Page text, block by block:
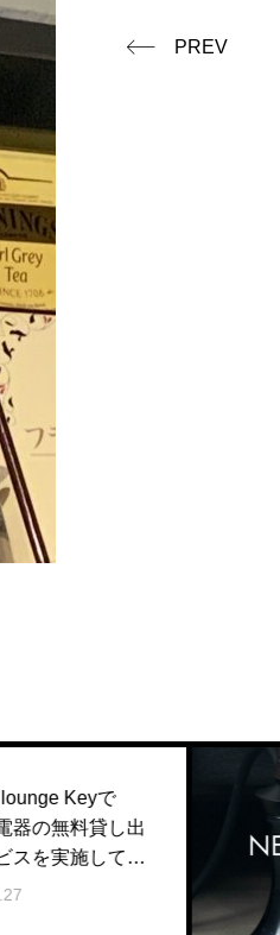
PREV
で
し出
てお